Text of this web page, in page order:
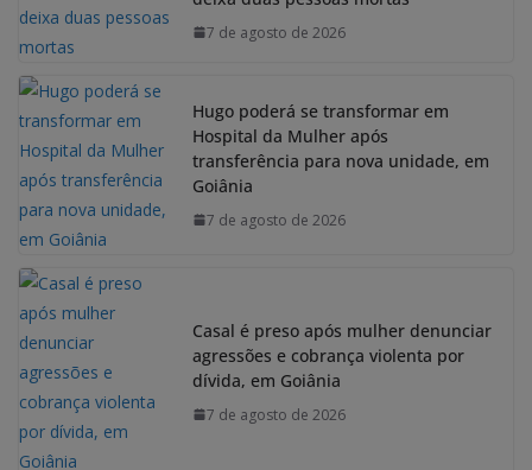
7 de agosto de 2026
Hugo poderá se transformar em
Hospital da Mulher após
transferência para nova unidade, em
Goiânia
7 de agosto de 2026
Casal é preso após mulher denunciar
agressões e cobrança violenta por
dívida, em Goiânia
7 de agosto de 2026